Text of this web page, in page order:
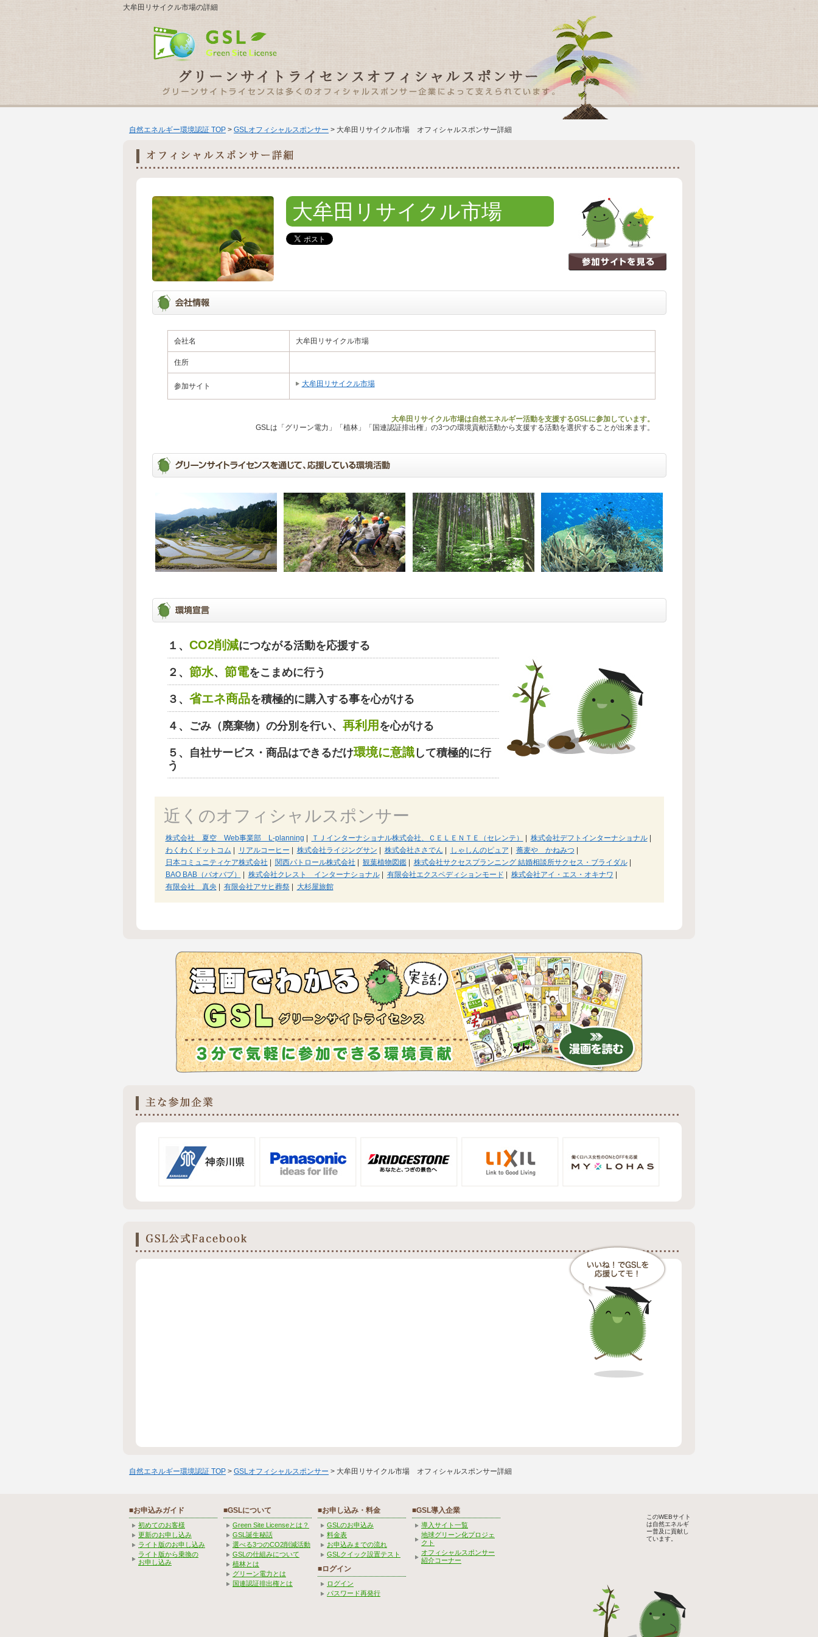
大牟田リサイクル市場の詳細
自然エネルギー環境認証 TOP > GSLオフィシャルスポンサー > 大牟田リサイクル市場 オフィシャルスポンサー詳細
大牟田リサイクル市場
会社名 大牟田リサイクル市場
住所
参加サイト 大牟田リサイクル市場
大牟田リサイクル市場は自然エネルギー活動を支援するGSLに参加しています。
GSLは「グリーン電力」「植林」「国連認証排出権」の3つの環境貢献活動から支援する活動を選択することが出来ます。
１、 CO2削減につながる活動を応援する
２、 節水、 節電をこまめに行う
３、 省エネ商品を積極的に購入する事を心がける
４、ごみ（廃棄物）の分別を行い、 再利用 を心がける
５、自社サービス・商品はできるだけ環境に意識して積極的に行
う
近くのオフィシャルスポンサー
株式会社 夏空 Web事業部 L-planning ＴＪインターナショナル株式会社、ＣＥＬＥＮＴＥ（セレンテ） 株式会社デフトインターナショナル|
わくわくドットコム
リアルコーヒー 株式会社ライジングサン 株式会社ささでん しゃしんのピュア 蕎麦や かねみつ
日本コミュニティケア株式会社
関西パトロール株式会社 観葉植物図鑑| 株式会社サクセスプランニング 結婚相談所サクセス・ブライダル|
BAO BAB（バオバブ）
株式会社クレスト インターナショナル| 有限会社エクスペディションモード 株式会社アイ・エス・オキナワ
有限会社 真央| 有限会社アサヒ葬祭| 大杉屋旅館
自然エネルギー環境認証 TOP > GSLオフィシャルスポンサー > 大牟田リサイクル市場 オフィシャルスポンサー詳細
■お申込みガイド
初めてのお客様
更新のお申し込み
ライト版のお申し込み
ライト版から乗換の
お申し込み
■GSLについて
Green Site Licenseとは？
GSL誕生秘話
選べる3つのCO2削減活動
GSLの仕組みについて
植林とは
グリーン電力とは
国連認証排出権とは
■お申し込み・料金
GSLのお申込み
料金表
お申込みまでの流れ
GSLクイック設置テスト
■ログイン
ログイン
パスワード再発行
■GSL導入企業
導入サイト一覧
地球グリーン化プロジェ
クト
オフィシャルスポンサー
紹介コーナー
このWEBサイト
は自然エネルギ
ー普及に貢献し
ています。